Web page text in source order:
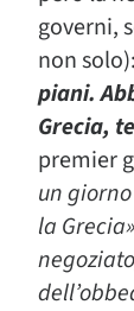
governi,
non solo):
piani.
Grecia,
premier
un
la Grecia»